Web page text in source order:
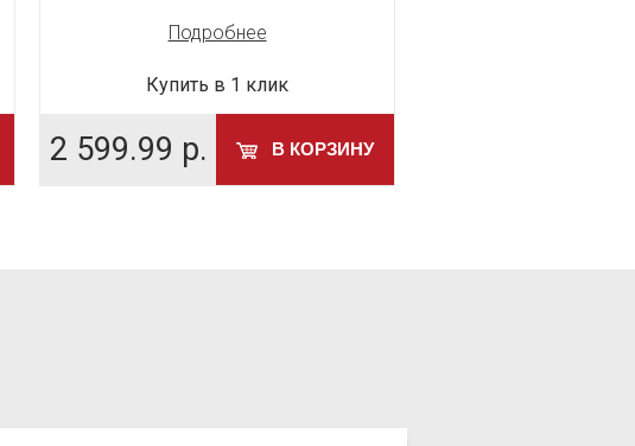
Подробнее
2 599.99 р. В КОРЗИНУ
Купить в 1 клик